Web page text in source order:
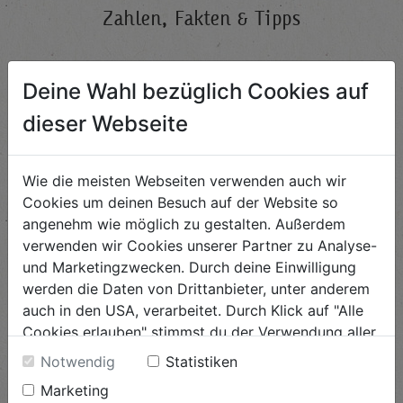
Zahlen, Fakten & Tipps
„Nix wegwerfen“
MEHR LESEN
Zu krumm, zu
schief, zu groß...
MEHR LESEN
Deine Wahl bezüglich Cookies auf
dieser Webseite
Wie die meisten Webseiten verwenden auch wir
Cookies um deinen Besuch auf der Website so
angenehm wie möglich zu gestalten. Außerdem
verwenden wir Cookies unserer Partner zu Analyse-
und Marketingzwecken. Durch deine Einwilligung
werden die Daten von Drittanbieter, unter anderem
auch in den USA, verarbeitet. Durch Klick auf "Alle
Cookies erlauben" stimmst du der Verwendung aller
Cookies zu. Unter "Details anzeigen" findest du alle
Infos zu den unterschiedlichen Cookies, du kannst
auch entscheiden, welche Cookies du erlauben
Notwendig
Statistiken
Marketing